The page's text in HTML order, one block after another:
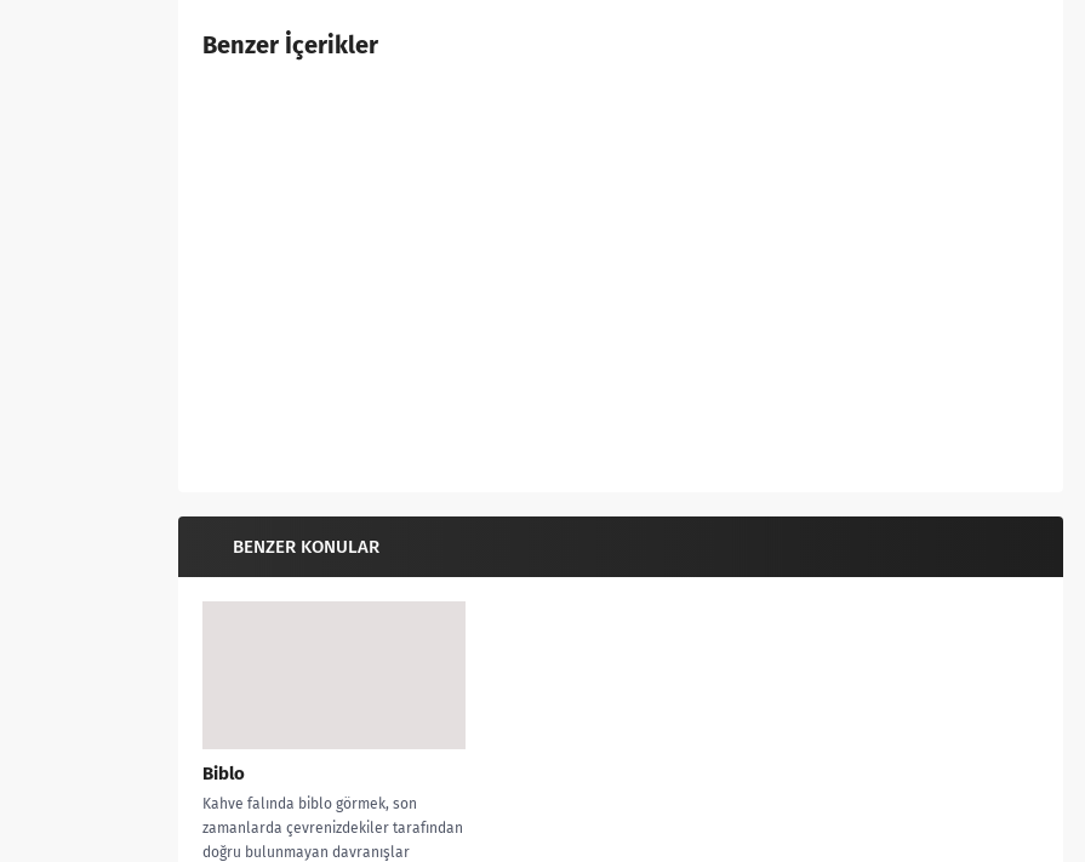
Benzer İçerikler
BENZER KONULAR
Biblo
Kahve falında biblo görmek, son
zamanlarda çevrenizdekiler tarafından
doğru bulunmayan davranışlar